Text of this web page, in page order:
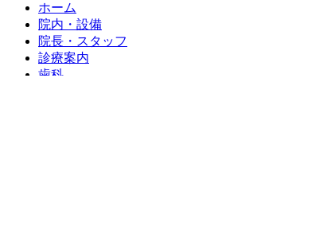
ホーム
院内・設備
院長・スタッフ
診療案内
歯科